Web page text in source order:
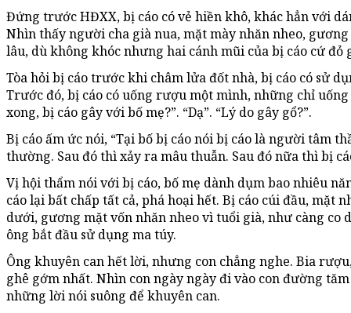
Đứng trước HĐXX, bị cáo có vẻ hiền khô, khác hẳn với
Nhìn thấy người cha già nua, mặt mày nhăn nheo,
lâu, dù không khóc nhưng hai cánh mũi của bị cáo cứ đỏ
Tòa hỏi bị cáo trước khi châm lửa đốt nhà, bị cáo có sử
Trước đó, bị cáo có uống rượu một mình, những chỉ
xong, bị cáo gây với bố mẹ?”. “Dạ”. “Lý do gây gổ?”.
Bị cáo ấm ức nói, “Tại bố bị cáo nói bị cáo là người tâm
thường. Sau đó thì xảy ra mâu thuẫn. Sau đó nữa thì bị
Vị hội thẩm nói với bị cáo, bố mẹ dành dụm bao nhiêu
cáo lại bất chấp tất cả, phá hoại hết. Bị cáo cúi đầu, mặt
dưới, gương mặt vốn nhăn nheo vì tuổi già, như càng co
ông bắt đầu sử dụng ma túy.
Ông khuyên can hết lời, nhưng con chẳng nghe. Bia
ghê gớm nhất. Nhìn con ngày ngày đi vào con đường
những lời nói suông để khuyên can.